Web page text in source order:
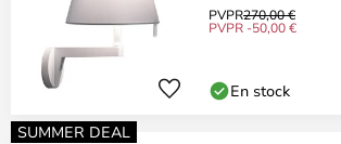
PVPR270,00 €
PVPR -50,00 €
En stock
SUMMER DEAL